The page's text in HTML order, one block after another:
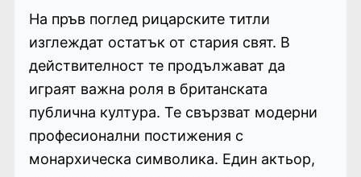
На пръв поглед рицарските титли
изглеждат остатък от стария свят. В
действителност те продължават да
играят важна роля в британската
публична култура. Те свързват модерни
професионални постижения с
монархическа символика. Един актьор,